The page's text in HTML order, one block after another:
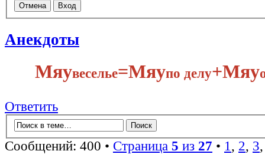
Анекдоты
Мяувеселье​=Мяупо делу​+Мяу
Ответить
Сообщений: 400 • Страница 5 из 27 • 1 , 2, 3